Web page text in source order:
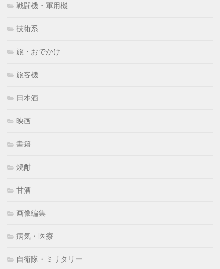
戦闘機・軍用機
技術系
旅・おでかけ
旅客機
日本酒
映画
書籍
焼酎
甘酒
画像編集
病気・医療
自衛隊・ミリタリー